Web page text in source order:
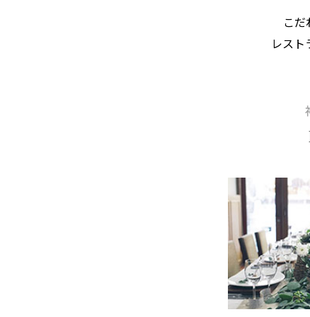
こ
レスト